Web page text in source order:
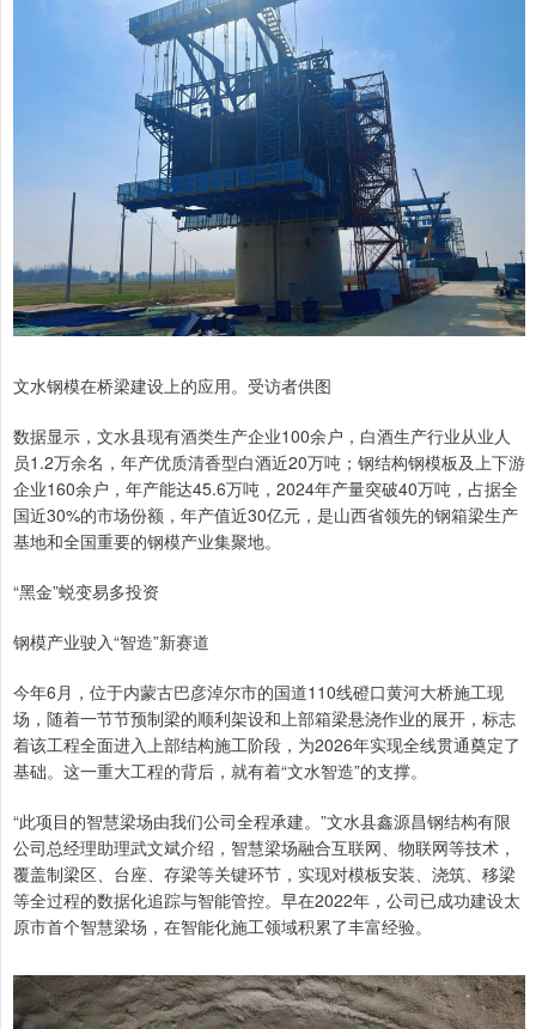
文水钢模在桥梁建设上的应用。受访者供图
数据显示，文水县现有酒类生产企业100余户，白酒生产行业从业人
员1.2万余名，年产优质清香型白酒近20万吨；钢结构钢模板及上下游
企业160余户，年产能达45.6万吨，2024年产量突破40万吨，占据全
国近30%的市场份额，年产值近30亿元，是山西省领先的钢箱梁生产
基地和全国重要的钢模产业集聚地。
“黑金”蜕变易多投资
钢模产业驶入“智造”新赛道
今年6月，位于内蒙古巴彦淖尔市的国道110线磴口黄河大桥施工现
场，随着一节节预制梁的顺利架设和上部箱梁悬浇作业的展开，标志
着该工程全面进入上部结构施工阶段，为2026年实现全线贯通奠定了
基础。这一重大工程的背后，就有着“文水智造”的支撑。
“此项目的智慧梁场由我们公司全程承建。”文水县鑫源昌钢结构有限
公司总经理助理武文斌介绍，智慧梁场融合互联网、物联网等技术，
覆盖制梁区、台座、存梁等关键环节，实现对模板安装、浇筑、移梁
等全过程的数据化追踪与智能管控。早在2022年，公司已成功建设太
原市首个智慧梁场，在智能化施工领域积累了丰富经验。